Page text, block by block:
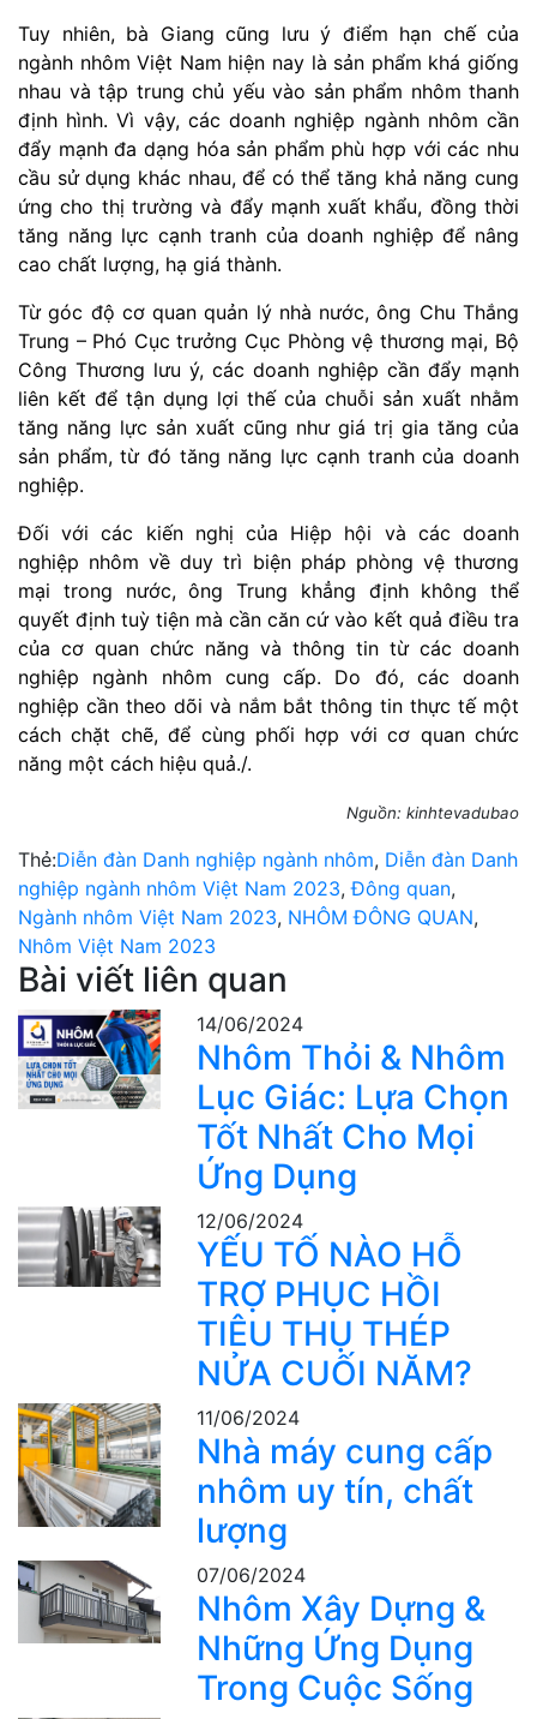
Tuy nhiên, bà Giang cũng lưu ý điểm hạn chế của
ngành nhôm Việt Nam hiện nay là sản phẩm khá giống
nhau và tập trung chủ yếu vào sản phẩm nhôm thanh
định hình. Vì vậy, các doanh nghiệp ngành nhôm cần
đẩy mạnh đa dạng hóa sản phẩm phù hợp với các nhu
cầu sử dụng khác nhau, để có thể tăng khả năng cung
ứng cho thị trường và đẩy mạnh xuất khẩu, đồng thời
tăng năng lực cạnh tranh của doanh nghiệp để nâng
cao chất lượng, hạ giá thành.
Từ góc độ cơ quan quản lý nhà nước, ông Chu Thắng
Trung – Phó Cục trưởng Cục Phòng vệ thương mại, Bộ
Công Thương lưu ý, các doanh nghiệp cần đẩy mạnh
liên kết để tận dụng lợi thế của chuỗi sản xuất nhằm
tăng năng lực sản xuất cũng như giá trị gia tăng của
sản phẩm, từ đó tăng năng lực cạnh tranh của doanh
nghiệp.
Đối với các kiến nghị của Hiệp hội và các doanh
nghiệp nhôm về duy trì biện pháp phòng vệ thương
mại trong nước, ông Trung khẳng định không thể
quyết định tuỳ tiện mà cần căn cứ vào kết quả điều tra
của cơ quan chức năng và thông tin từ các doanh
nghiệp ngành nhôm cung cấp. Do đó, các doanh
nghiệp cần theo dõi và nắm bắt thông tin thực tế một
cách chặt chẽ, để cùng phối hợp với cơ quan chức
năng một cách hiệu quả./.
Nguồn: kinhtevadubao
Thẻ:Diễn đàn Danh nghiệp ngành nhôm, Diễn đàn Danh
nghiệp ngành nhôm Việt Nam 2023,Đông quan,
Ngành nhôm Việt Nam 2023, NHÔM ĐÔNG QUAN,
Nhôm Việt Nam 2023
Bài viết liên quan
14/06/2024
Nhôm Thỏi & Nhôm
Lục Giác: Lựa Chọn
Tốt Nhất Cho Mọi
Ứng Dụng
12/06/2024
YẾU TỐ NÀO HỖ
TRỢ PHỤC HỒI
TIÊU THỤ THÉP
NỬA CUỐI NĂM?
11/06/2024
Nhà máy cung cấp
nhôm uy tín, chất
lượng
07/06/2024
Nhôm Xây Dựng &
Những Ứng Dụng
Trong Cuộc Sống